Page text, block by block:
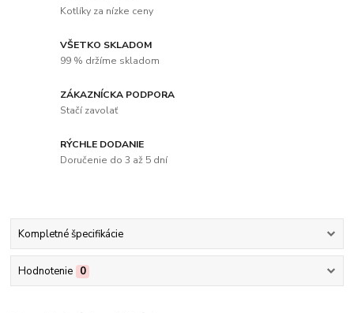
Kotlíky za nízke ceny
VŠETKO SKLADOM
99 % držíme skladom
ZÁKAZNÍCKA PODPORA
Stačí zavolať
RÝCHLE DODANIE
Doručenie do 3 až 5 dní
Kompletné špecifikácie
Hodnotenie 0